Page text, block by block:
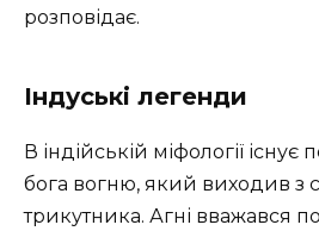
розповідає.
Індуські легенди
В індійській міфології існує
бога вогню, який виходив з
трикутника. Агні вважався